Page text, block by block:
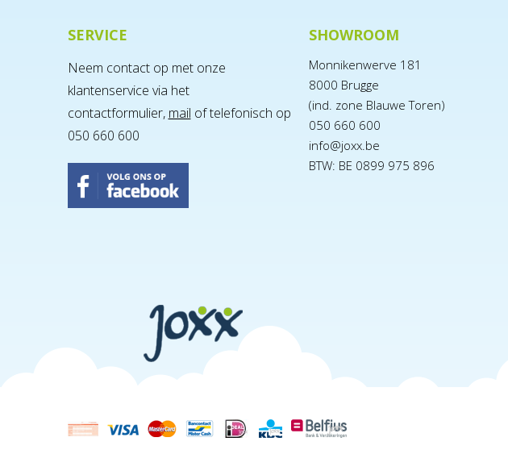
SERVICE
Neem contact op met onze
klantenservice via het
contactformulier, mail of telefonisch op
050 660 600
SHOWROOM
Monnikenwerve 181
8000 Brugge
(ind. zone Blauwe Toren)
050 660 600
info@joxx.be
BTW: BE 0899 975 896